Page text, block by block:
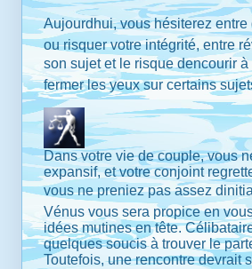
Aujourdhui, vous hésiterez
ou risquer votre intégrité, entre
son sujet et le risque dencourir
fermer les yeux sur certains
Dans votre vie de couple, vous
expansif, et votre conjoint
vous ne preniez pas assez
Vénus vous sera propice en
idées mutines en tête.
quelques soucis à trouver le
Toutefois, une rencontre devrait